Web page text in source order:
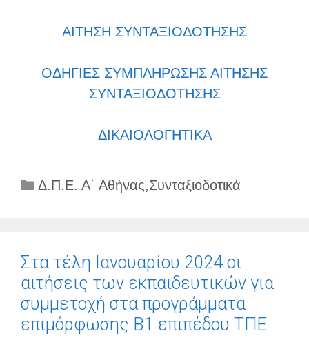
ΑΙΤΗΣΗ ΣΥΝΤΑΞΙΟΔΟΤΗΣΗΣ
ΟΔΗΓΙΕΣ ΣΥΜΠΛΗΡΩΣΗΣ ΑΙΤΗΣΗΣ
ΣΥΝΤΑΞΙΟΔΟΤΗΣΗΣ
ΔΙΚΑΙΟΛΟΓΗΤΙΚΑ
Κατηγορίες
Δ.Π.Ε. Α΄ Αθήνας,Συνταξιοδοτικά
Στα τέλη Ιανουαρίου 2024 οι
αιτήσεις των εκπαιδευτικών για
συμμετοχή στα προγράμματα
επιμόρφωσης Β1 επιπέδου ΤΠΕ